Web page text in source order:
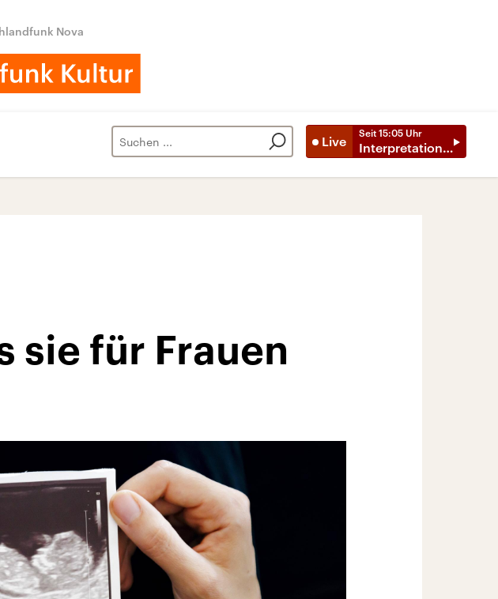
Nova
Live
Seit 15:05 Uhr
Interpretationen
sie für Frauen